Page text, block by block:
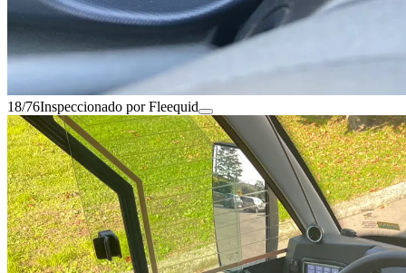
18/76Inspeccionado por Fleequid